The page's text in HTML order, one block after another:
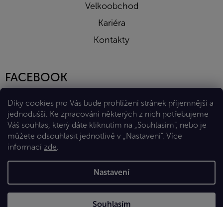
Díky cookies pro Vás bude prohlížení stránek příjemnější a
jednodušší. Ke zpracování některých z nich potřebujeme
Váš souhlas, který dáte kliknutím na „Souhlasím“, nebo je
můžete odsouhlasit jednotlivě v „Nastavení“. Více
informací zde.
Nastavení
Souhlasím
Velkoobchod
Kariéra
Kontakty
FACEBOOK
Vytvořil Shoptet Premium
Copyright 2026Eshop Diana Company, spol. s r.o.. Všechna
práva vyhrazena.